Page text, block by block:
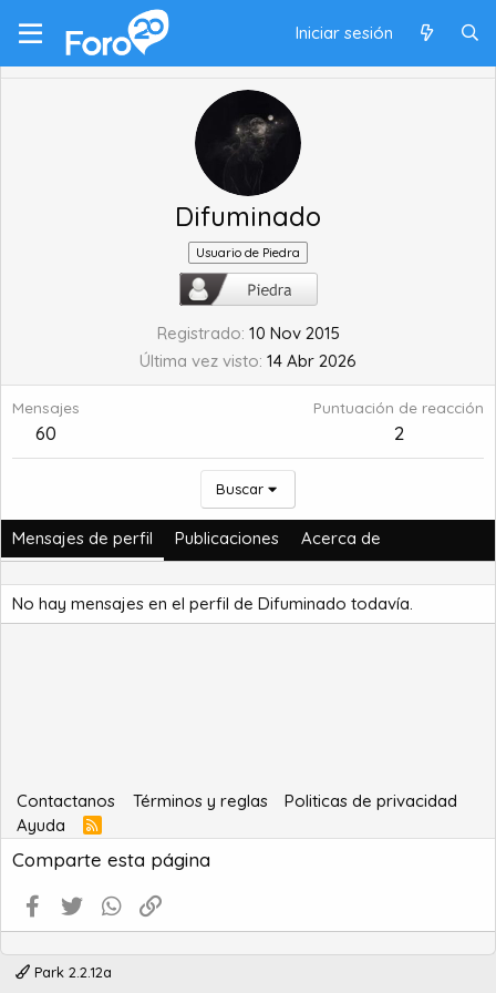
Iniciar sesión
Difuminado
Usuario de Piedra
Registrado 10 Nov 2015
Última vez visto 14 Abr 2026
Mensajes
60
Puntuación de reacción
2
Buscar
Mensajes de perfil Publicaciones Acerca de
No hay mensajes en el perfil de Difuminado todavía.
Contactanos Términos y reglas
Politicas de privacidad
Ayuda
R
S
S
Comparte esta página
Facebook
Twitter WhatsApp
Park 2.2.12a